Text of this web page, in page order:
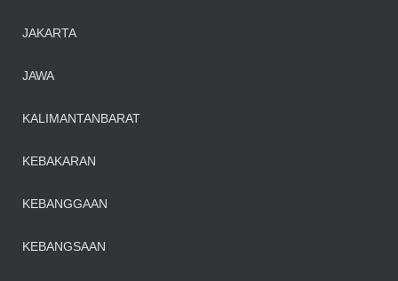
JAKARTA
JAWA
KALIMANTANBARAT
KEBAKARAN
KEBANGGAAN
KEBANGSAAN